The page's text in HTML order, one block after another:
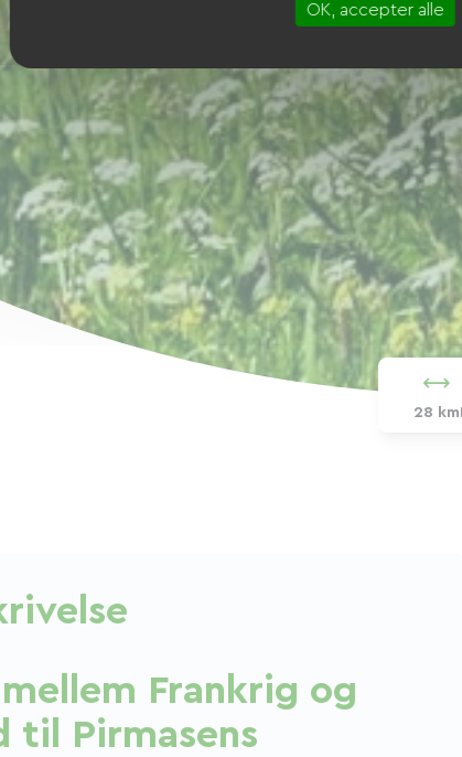
28 km
Frankrig og
til Pirmasens
OK, accepter alle